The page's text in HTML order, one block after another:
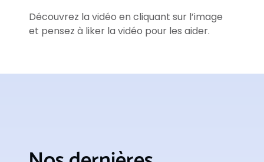
Découvrez la vidéo en cliquant sur l’image
et pensez à liker la vidéo pour les aider.